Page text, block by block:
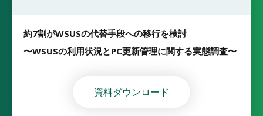
約7割がWSUSの代替手段への移行を検討
〜WSUSの利用状況とPC更新管理に関する実態調査〜
資料ダウンロード